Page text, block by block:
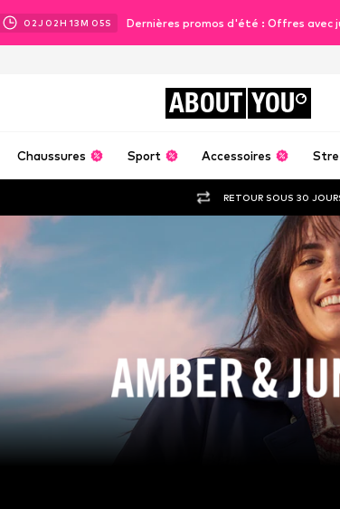
02J 02H 13M 03S Dernières promos d'été : Offres avec
ABOUT YOU
Chaussures Sport Accessoires
RETOUR SOUS 30